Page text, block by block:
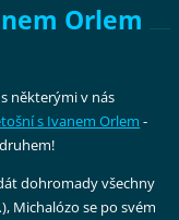
Orlem
některými v nás
s Ivanem Orlem -
dohromady všechny
Michalózo se po svém